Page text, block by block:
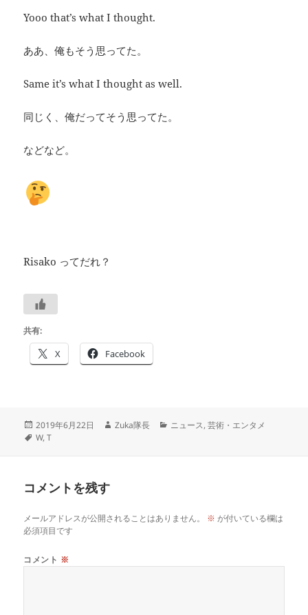
Yooo that’s what I thought.
ああ、俺もそう思ってた。
Same it’s what I thought as well.
同じく、俺だってそう思ってた。
などなど。
Risako ってだれ？
共有:
X Facebook
投
稿
2019年6月22日
作
Zuka隊長
カ
ニュース,芸術・エンタメ
タ
W,T
コメントを残す
メールアドレスが公開されることはありません。 ※ が付いている欄は
必須項目です
コメント ※